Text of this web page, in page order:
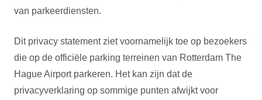
van parkeerdiensten.
Dit privacy statement ziet voornamelijk toe op bezoekers
die op de officiële parking terreinen van Rotterdam The
Hague Airport parkeren. Het kan zijn dat de
privacyverklaring op sommige punten afwijkt voor